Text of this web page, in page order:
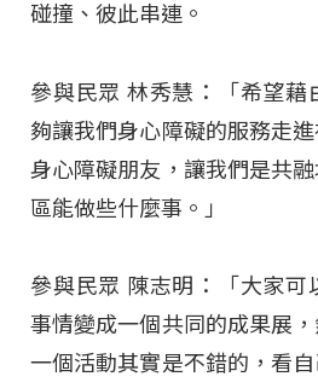
碰撞、彼此串連。
參與民眾 林秀慧：「希望藉
夠讓我們身心障礙的服務走
身心障礙朋友，讓我們是共
區能做些什麼事。」
參與民眾 陳志明：「大家可
事情變成一個共同的成果展
一個活動其實是不錯的，看